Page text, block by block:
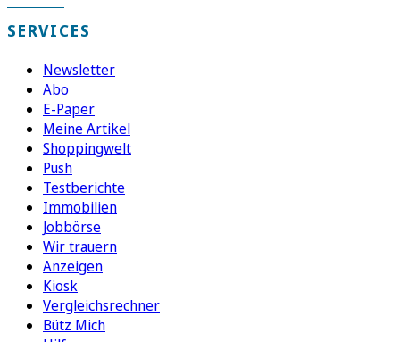
SERVICES
Newsletter
Abo
E-Paper
Meine Artikel
Shoppingwelt
Push
Testberichte
Immobilien
Jobbörse
Wir trauern
Anzeigen
Kiosk
Vergleichsrechner
Bütz Mich